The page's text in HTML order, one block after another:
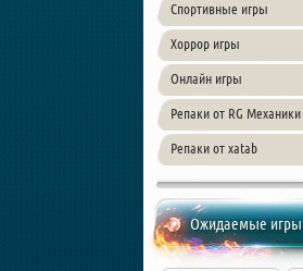
Спортивные игры
Хоррор игры
Онлайн игры
Репаки от RG Механики
Репаки от xatab
Ожидаемые игры